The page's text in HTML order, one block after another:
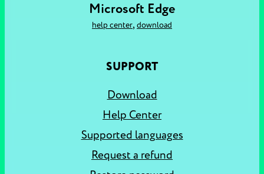
Microsoft Edge
help center, download
SUPPORT
Download
Help Center
Supported languages
Request a refund